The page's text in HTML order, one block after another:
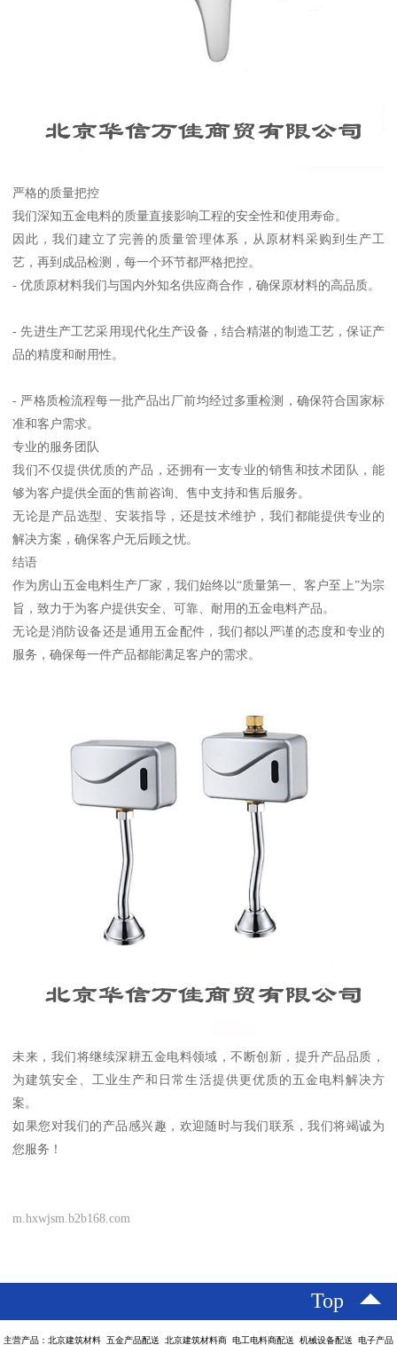
严格的质量把控
我们深知五金电料的质量直接影响工程的安全性和使用寿命。
因此，我们建立了完善的质量管理体系，从原材料采购到生产工
艺，再到成品检测，每一个环节都严格把控。
- 优质原材料我们与国内外知名供应商合作，确保原材料的高品质。
- 先进生产工艺采用现代化生产设备，结合精湛的制造工艺，保证产
品的精度和耐用性。
- 严格质检流程每一批产品出厂前均经过多重检测，确保符合国家标
准和客户需求。
专业的服务团队
我们不仅提供优质的产品，还拥有一支专业的销售和技术团队，能
够为客户提供全面的售前咨询、售中支持和售后服务。
无论是产品选型、安装指导，还是技术维护，我们都能提供专业的
解决方案，确保客户无后顾之忧。
结语
作为房山五金电料生产厂家，我们始终以“质量第一、客户至上”为宗
旨，致力于为客户提供安全、可靠、耐用的五金电料产品。
无论是消防设备还是通用五金配件，我们都以严谨的态度和专业的
服务，确保每一件产品都能满足客户的需求。
未来，我们将继续深耕五金电料领域，不断创新，提升产品品质，
为建筑安全、工业生产和日常生活提供更优质的五金电料解决方
案。
如果您对我们的产品感兴趣，欢迎随时与我们联系，我们将竭诚为
您服务！
m.hxwjsm.b2b168.com
Top
主营产品：北京建筑材料 五金产品配送 北京建筑材料商 电工电料商配送 机械设备配送 电子产品